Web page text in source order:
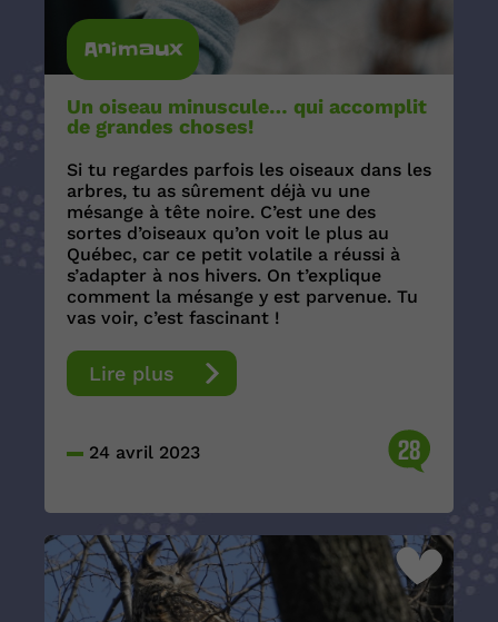
Animaux
Un oiseau minuscule… qui accomplit
de grandes choses!
Si tu regardes parfois les oiseaux dans les
arbres, tu as sûrement déjà vu une
mésange à tête noire. C’est une des
sortes d’oiseaux qu’on voit le plus au
Québec, car ce petit volatile a réussi à
s’adapter à nos hivers. On t’explique
comment la mésange y est parvenue. Tu
vas voir, c’est fascinant !
Lire plus
24 avril 2023 28